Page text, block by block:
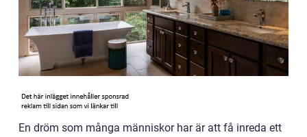
En dröm som många människor har är att få inreda ett